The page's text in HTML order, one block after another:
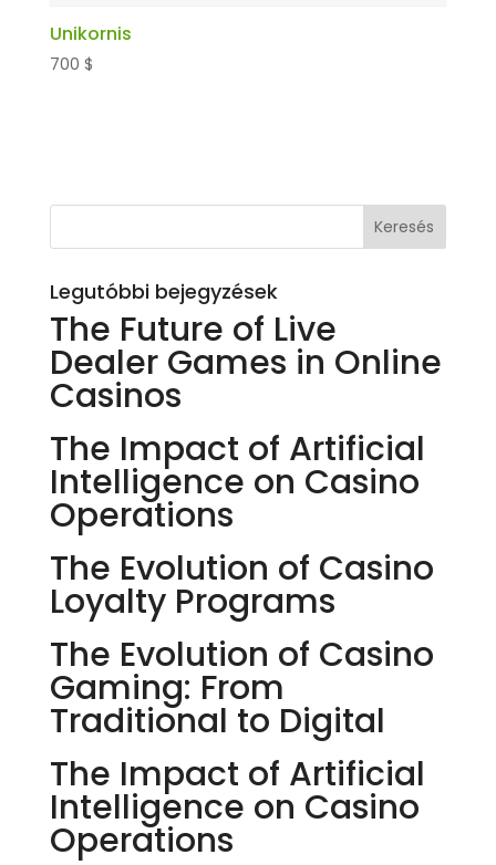
Unikornis
700 $
Legutóbbi bejegyzések
The Future of Live
Dealer Games in Online
Casinos
The Impact of Artificial
Intelligence on Casino
Operations
The Evolution of Casino
Loyalty Programs
The Evolution of Casino
Gaming: From
Traditional to Digital
The Impact of Artificial
Intelligence on Casino
Operations